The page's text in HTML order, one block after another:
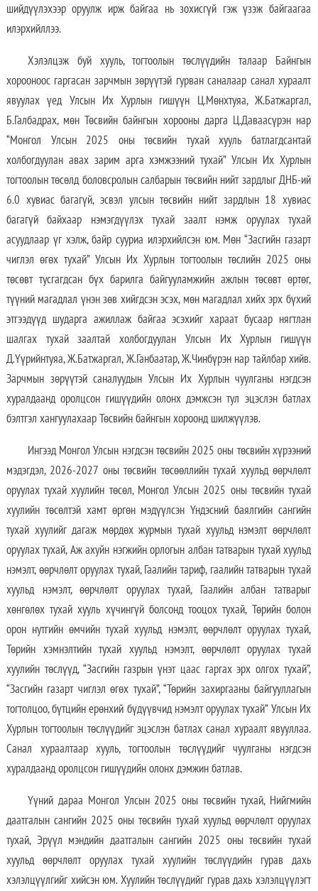
шийдүүлэхээр оруулж ирж байгаа нь зохисгүй гэж үзэж байгаагаа
илэрхийллээ.
Хэлэлцэж буй хууль, тогтоолын төслүүдийн талаар Байнгын
хорооноос гаргасан зарчмын зөрүүтэй гурван саналаар санал хураалт
явуулах үед Улсын Их Хурлын гишүүн Ц.Мөнхтуяа, Ж.Батжаргал,
Б.Галбадрах, мөн Төсвийн байнгын хорооны дарга Ц.Даваасүрэн нар
“Монгол Улсын 2025 оны төсвийн тухай хууль батлагдсантай
холбогдуулан авах зарим арга хэмжээний тухай” Улсын Их Хурлын
тогтоолын төсөлд боловсролын салбарын төсвийн нийт зардлыг ДНБ-ий
6.0 хувиас багагүй, эсвэл улсын төсвийн нийт зардлын 18 хувиас
багагүй байхаар нэмэгдүүлэх тухай заалт нэмж оруулах тухай
асуудлаар үг хэлж, байр сууриа илэрхийлсэн юм. Мөн “Засгийн газарт
чиглэл өгөх тухай” Улсын Их Хурлын тогтоолын төслийн 2025 оны
төсөвт тусгагдсан бүх барилга байгууламжийн ажлын төсөвт өртөг,
түүний магадлал үнэн зөв хийгдсэн эсэх, мөн магадлал хийх эрх бүхий
этгээдүүд шударга ажиллаж байгаа эсэхийг хараат бусаар нягтлан
шалгах тухай заалтай холбогдуулан Улсын Их Хурлын гишүүн
Д.Үүрийнтуяа, Ж.Батжаргал, Ж.Ганбаатар, Ж.Чинбүрэн нар тайлбар хийв.
Зарчмын зөрүүтэй саналуудын Улсын Их Хурлын чуулганы нэгдсэн
хуралдаанд оролцсон гишүүдийн олонх дэмжсэн тул эцэслэн батлах
бэлтгэл хангуулахаар Төсвийн байнгын хороонд шилжүүлэв.
Ингээд Монгол Улсын нэгдсэн төсвийн 2025 оны төсвийн хүрээний
мэдэгдэл, 2026-2027 оны төсвийн төсөөллийн тухай хуульд өөрчлөлт
оруулах тухай хуулийн төсөл, Монгол Улсын 2025 оны төсвийн тухай
хуулийн төсөлтэй хамт өргөн мэдүүлсэн Үндэсний баялгийн сангийн
тухай хуулийг дагаж мөрдөх журмын тухай хуульд нэмэлт өөрчлөлт
оруулах тухай, Аж ахуйн нэгжийн орлогын албан татварын тухай хуульд
нэмэлт, өөрчлөлт оруулах тухай, Гаалийн тариф, гаалийн татварын тухай
хуульд нэмэлт, өөрчлөлт оруулах тухай, Гаалийн албан татварыг
хөнгөлөх тухай хууль хүчингүй болсонд тооцох тухай, Төрийн болон
орон нутгийн өмчийн тухай хуульд нэмэлт, өөрчлөлт оруулах тухай,
Төрийн хэмнэлтийн тухай хуульд нэмэлт, өөрчлөлт оруулах тухай
хуулийн төслүүд, “Засгийн газрын үнэт цаас гаргах эрх олгох тухай”,
“Засгийн газарт чиглэл өгөх тухай”, “Төрийн захиргааны байгууллагын
тогтолцоо, бүтцийн ерөнхий бүдүүвчид нэмэлт оруулах тухай” Улсын Их
Хурлын тогтоолын төслүүдийг эцэслэн батлах санал хураалт явууллаа.
Санал хураалтаар хууль, тогтоолын төслүүдийг чуулганы нэгдсэн
хуралдаанд оролцсон гишүүдийн олонх дэмжин батлав.
Үүний дараа Монгол Улсын 2025 оны төсвийн тухай, Нийгмийн
даатгалын сангийн 2025 оны төсвийн тухай хуульд өөрчлөлт оруулах
тухай, Эрүүл мэндийн даатгалын сангийн 2025 оны төсвийн тухай
хуульд өөрчлөлт оруулах тухай хуулийн төслүүдийн гурав дахь
хэлэлцүүлгийг хийсэн юм. Хуулийн төслүүдийг гурав дахь хэлэлцүүлэгт